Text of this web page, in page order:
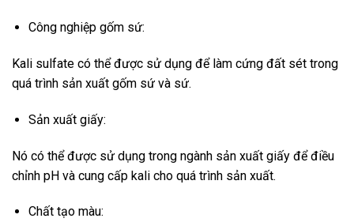
Công nghiệp gốm sứ:
Kali sulfate có thể được sử dụng để làm cứng đất sét trong
quá trình sản xuất gốm sứ và sứ.
Sản xuất giấy:
Nó có thể được sử dụng trong ngành sản xuất giấy để điều
chỉnh pH và cung cấp kali cho quá trình sản xuất.
Chất tạo màu: